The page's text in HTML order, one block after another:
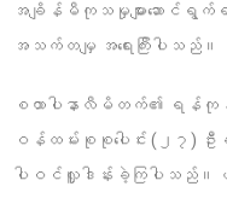
အချိန်မီကုသမှုများဆောင်ရွက်ရ
အသက်တမျှ အရေးကြီးပါသည်။
စထာပါနာလီမိတက်၏ ရန်ကုန်တို
ဝန်ထမ်းစုစုပေါင်း (၂၇) ဦး
ပါဝင်လှူဒါန်းခဲ့ကြပါသည်။ ယ